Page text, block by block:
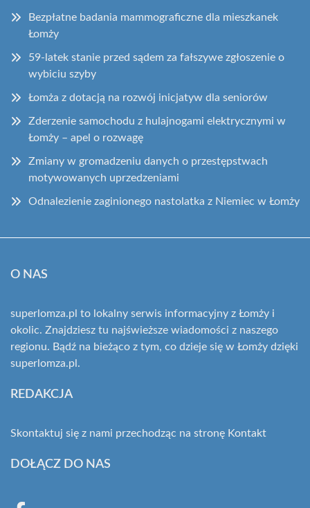
Bezpłatne badania mammograficzne dla mieszkanek
Łomży
59-latek stanie przed sądem za fałszywe zgłoszenie o
wybiciu szyby
Łomża z dotacją na rozwój inicjatyw dla seniorów
Zderzenie samochodu z hulajnogami elektrycznymi w
Łomży – apel o rozwagę
Zmiany w gromadzeniu danych o przestępstwach
motywowanych uprzedzeniami
Odnalezienie zaginionego nastolatka z Niemiec w Łomży
O NAS
superlomza.pl to lokalny serwis informacyjny z Łomży i
okolic. Znajdziesz tu najświeższe wiadomości z naszego
regionu. Bądź na bieżąco z tym, co dzieje się w Łomży dzięki
superlomza.pl.
REDAKCJA
Skontaktuj się z nami przechodząc na stronę Kontakt
DOŁĄCZ DO NAS